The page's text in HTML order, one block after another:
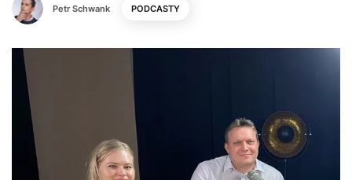
Petr Schwank PODCASTY